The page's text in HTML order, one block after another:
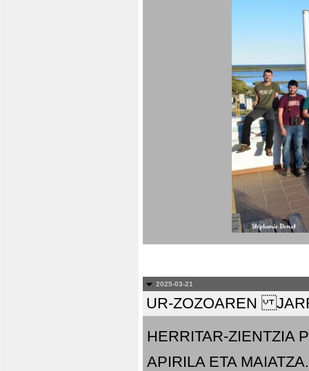
2025-03-21
UR-ZOZOAREN
HERRITAR-ZIENTZIA
APIRILA ETA MAIATZA.